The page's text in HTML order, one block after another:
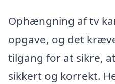
Ophængning af tv
opgave, og det
tilgang for at sikre,
sikkert og korrekt.